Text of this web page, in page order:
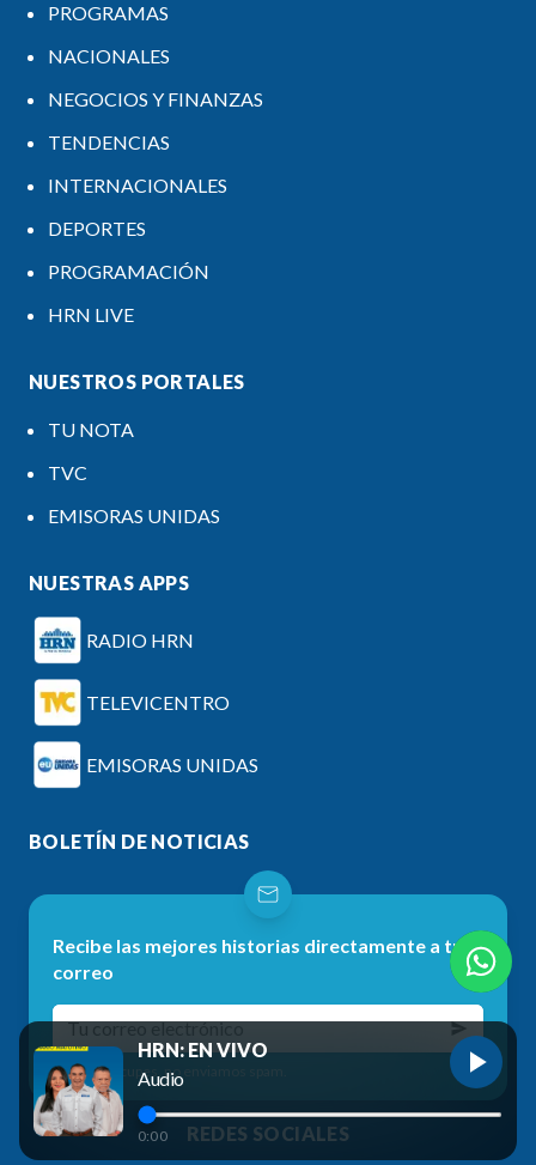
PROGRAMAS
NACIONALES
NEGOCIOS Y FINANZAS
TENDENCIAS
INTERNACIONALES
DEPORTES
PROGRAMACIÓN
HRN LIVE
NUESTROS PORTALES
TU NOTA
TVC
EMISORAS UNIDAS
NUESTRAS APPS
RADIO HRN
TELEVICENTRO
EMISORAS UNIDAS
BOLETÍN DE NOTICIAS
Recibe las mejores historias directamente a tu
correo
No te preocupes, no enviamos spam.
REDES SOCIALES
HRN: EN VIVO
Audio
0:00